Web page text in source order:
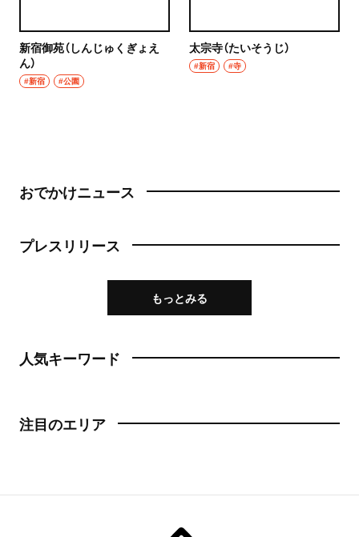
新宿御苑（しんじゅくぎょえ
ん）
#新宿 #公園
太宗寺（たいそうじ）
#新宿 #寺
おでかけニュース
プレスリリース
もっとみる
人気キーワード
注目のエリア